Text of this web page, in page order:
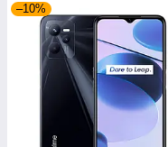
–10%